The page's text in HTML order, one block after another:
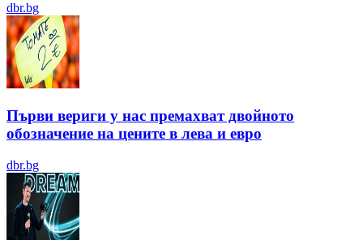
dbr.bg
Първи вериги у нас премахват двойното
обозначение на цените в лева и евро
dbr.bg